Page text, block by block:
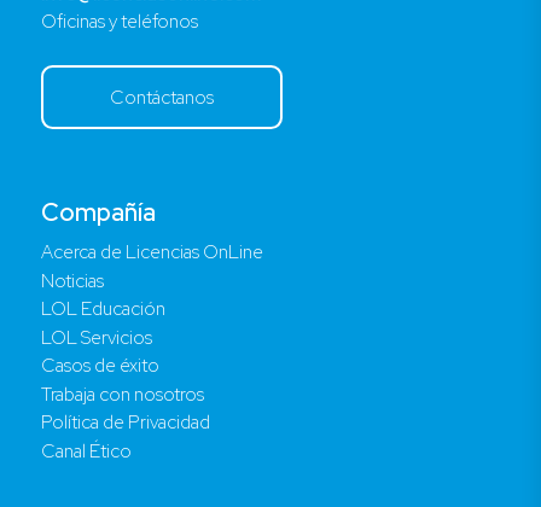
Compañía
Acerca de Licencias OnLine
Noticias
LOL Educación
LOL Servicios
Casos de éxito
Trabaja con nosotros
Política de Privacidad
Canal Ético
Oficinas y teléfonos
Contáctanos